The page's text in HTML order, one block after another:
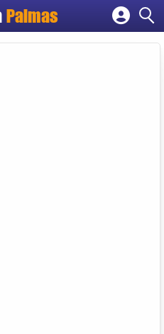
Palmas
empresa